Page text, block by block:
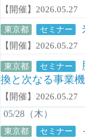
【開催】2026.05.27
東京都 セミナー
【開催】2026.05.27
東京都 セミナー
換と次なる事業
【開催】2026.05.27
05/28（木）
東京都 セミナー